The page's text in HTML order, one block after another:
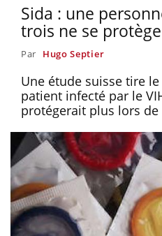
Sida : une
trois ne se
Par Hugo Septier
Une étude suisse tire
patient infecté par le
protégerait plus lors de